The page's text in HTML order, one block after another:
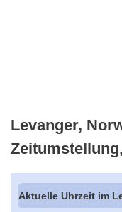
Levanger,
Aktuelle Uhrzeit im